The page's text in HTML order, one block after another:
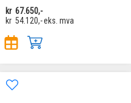
kr 67.650,-
kr 54.120,-eks. mva